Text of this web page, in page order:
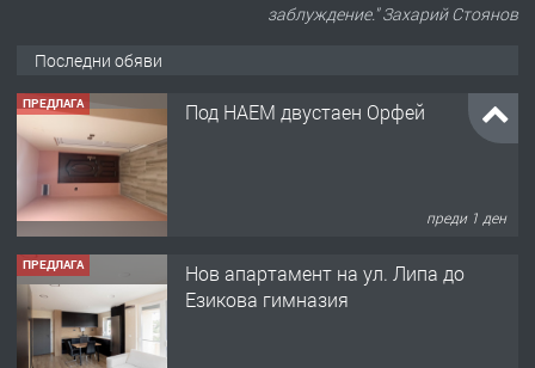
заблуждение." Захарий Стоянов
Последни обяви
ПРЕДЛАГА Под НАЕМ двустаен Орфей
преди 1 ден
ПРЕДЛАГА
Нов апартамент на ул. Липа до
Езикова гимназия